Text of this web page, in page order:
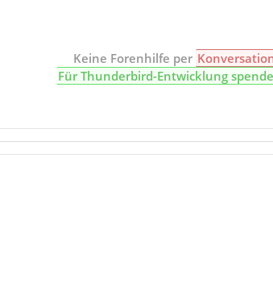
Keine Forenhilfe per
Für Thunderbird-Entwicklung